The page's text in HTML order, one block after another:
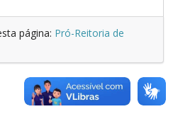
página: Pró-Reitoria de